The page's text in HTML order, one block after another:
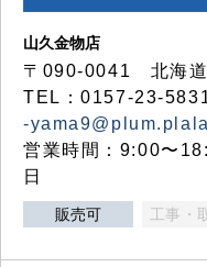
山久金物店
〒090-0041 北海道
TEL：0157-23-
-
営業時間：9:00〜
日
販売可 工事・